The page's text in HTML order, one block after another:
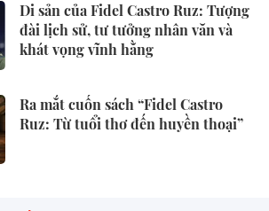
Di sản của Fidel Castro Ruz: Tượng
đài lịch sử, tư tưởng nhân văn và
khát vọng vĩnh hằng
Ra mắt cuốn sách “Fidel Castro
Ruz: Từ tuổi thơ đến huyền thoại”